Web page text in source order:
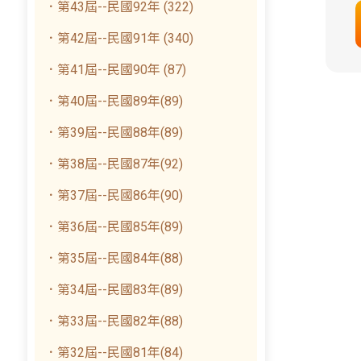
．第43屆--民國92年 (322)
．第42屆--民國91年 (340)
．第41屆--民國90年 (87)
．第40屆--民國89年(89)
．第39屆--民國88年(89)
．第38屆--民國87年(92)
．第37屆--民國86年(90)
．第36屆--民國85年(89)
．第35屆--民國84年(88)
．第34屆--民國83年(89)
．第33屆--民國82年(88)
．第32屆--民國81年(84)